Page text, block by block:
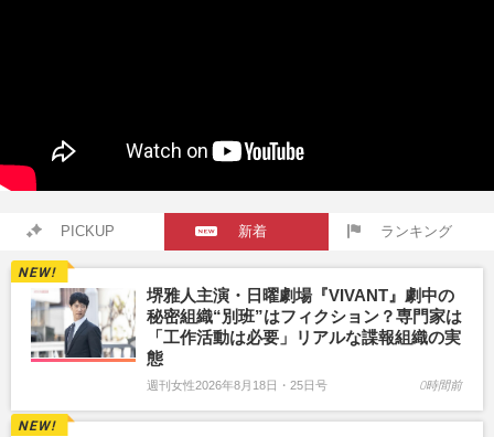
PICKUP 新着 ランキング
堺雅人主演・日曜劇場『VIVANT』劇中の
秘密組織“別班”はフィクション？専門家は
「工作活動は必要」リアルな諜報組織の実
態
週刊女性2026年8月18日・25日号 0時間前